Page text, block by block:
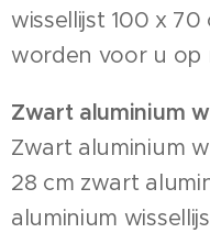
wissellijst 100 x
worden voor u op
Zwart aluminium
Zwart aluminium
28 cm zwart
aluminium